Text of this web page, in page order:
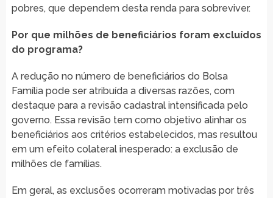
pobres, que dependem desta renda para sobreviver.
Por que milhões de beneficiários foram excluídos
do programa?
A redução no número de beneficiários do Bolsa
Família pode ser atribuída a diversas razões, com
destaque para a revisão cadastral intensificada pelo
governo. Essa revisão tem como objetivo alinhar os
beneficiários aos critérios estabelecidos, mas resultou
em um efeito colateral inesperado: a exclusão de
milhões de famílias.
Em geral, as exclusões ocorreram motivadas por três